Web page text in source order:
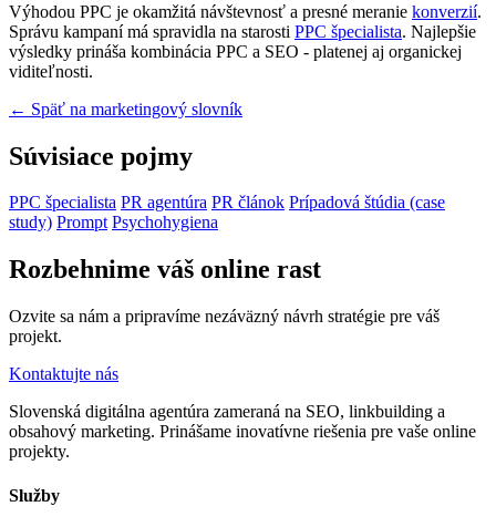
Výhodou PPC je okamžitá návštevnosť a presné meranie konverzií.
Správu kampaní má spravidla na starosti PPC špecialista. Najlepšie
výsledky prináša kombinácia PPC a SEO - platenej aj organickej
viditeľnosti.
← Späť na marketingový slovník
Súvisiace pojmy
PPC špecialista PR agentúra PR článok Prípadová štúdia (case
study) Prompt Psychohygiena
Rozbehnime váš online rast
Ozvite sa nám a pripravíme nezáväzný návrh stratégie pre váš
projekt.
Kontaktujte nás
Slovenská digitálna agentúra zameraná na SEO, linkbuilding a
obsahový marketing. Prinášame inovatívne riešenia pre vaše online
projekty.
Služby